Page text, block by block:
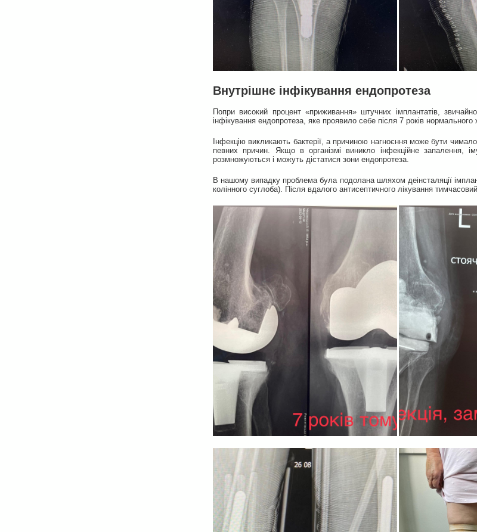
Внутрішнє інфікування ендопротеза
Попри високий процент «приживання» штучних імплантатів,
інфікування ендопротеза, яке проявило себе після 7 років нормального
Інфекцію викликають бактерії, а причиною нагноєння може бути
певних причин. Якщо в організмі виникло інфекційне
розмножуються і можуть дістатися зони ендопротеза.
В нашому випадку проблема була подолана шляхом деінсталяції
колінного суглоба). Після вдалого антисептичного лікування